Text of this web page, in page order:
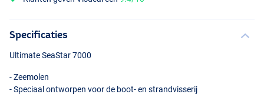
Specificaties
Ultimate SeaStar 7000
- Zeemolen
- Speciaal ontworpen voor de boot- en strandvisserij